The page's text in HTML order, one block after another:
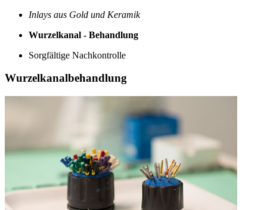
Inlays aus Gold und Keramik
Wurzelkanal - Behandlung
Sorgfältige Nachkontrolle
Wurzelkanalbehandlung